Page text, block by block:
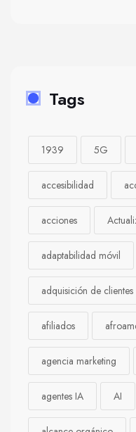
Tags
1939 5G
accesibilidad
acciones
adaptabilidad móvil
adquisición de clientes
afiliados
agencia marketing
agentes IA AI